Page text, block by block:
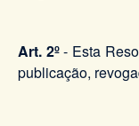
Art. 2º- Esta
publicação,